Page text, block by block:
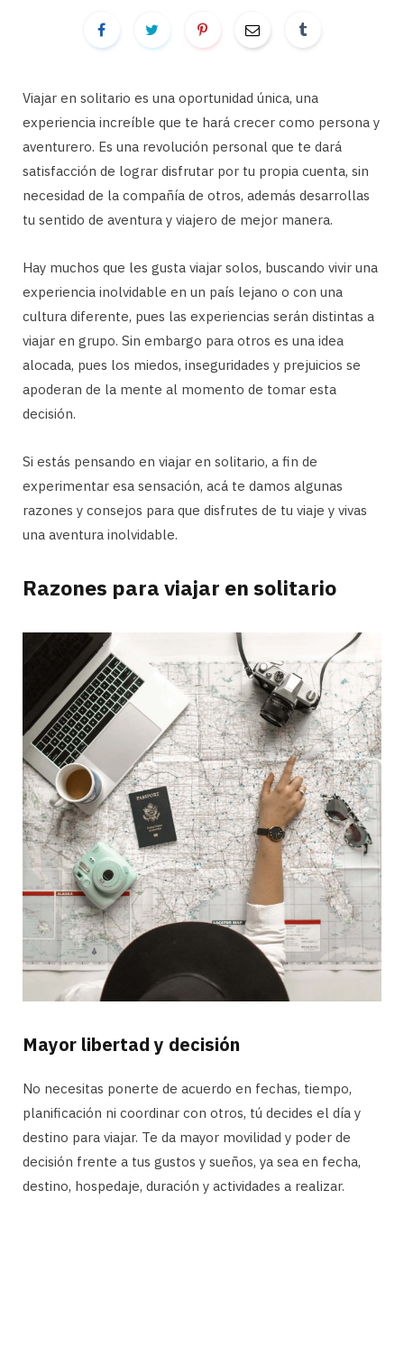
Viajar en solitario es una oportunidad única, una
experiencia increíble que te hará crecer como persona y
aventurero. Es una revolución personal que te dará
satisfacción de lograr disfrutar por tu propia cuenta, sin
necesidad de la compañía de otros, además desarrollas
tu sentido de aventura y viajero de mejor manera.
Hay muchos que les gusta viajar solos, buscando vivir una
experiencia inolvidable en un país lejano o con una
cultura diferente, pues las experiencias serán distintas a
viajar en grupo. Sin embargo para otros es una idea
alocada, pues los miedos, inseguridades y prejuicios se
apoderan de la mente al momento de tomar esta
decisión.
Si estás pensando en viajar en solitario, a fin de
experimentar esa sensación, acá te damos algunas
razones y consejos para que disfrutes de tu viaje y vivas
una aventura inolvidable.
Razones para viajar en solitario
Mayor libertad y decisión
No necesitas ponerte de acuerdo en fechas, tiempo,
planificación ni coordinar con otros, tú decides el día y
destino para viajar. Te da mayor movilidad y poder de
decisión frente a tus gustos y sueños, ya sea en fecha,
destino, hospedaje, duración y actividades a realizar.